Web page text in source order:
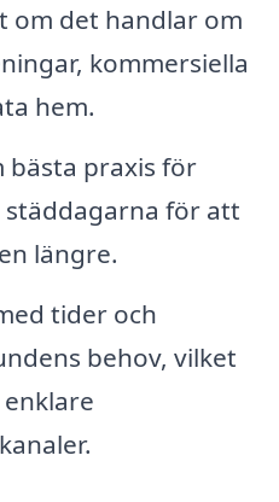
om det handlar om
kommersiella
hem.
praxis för
för att
längre.
tider och
behov, vilket